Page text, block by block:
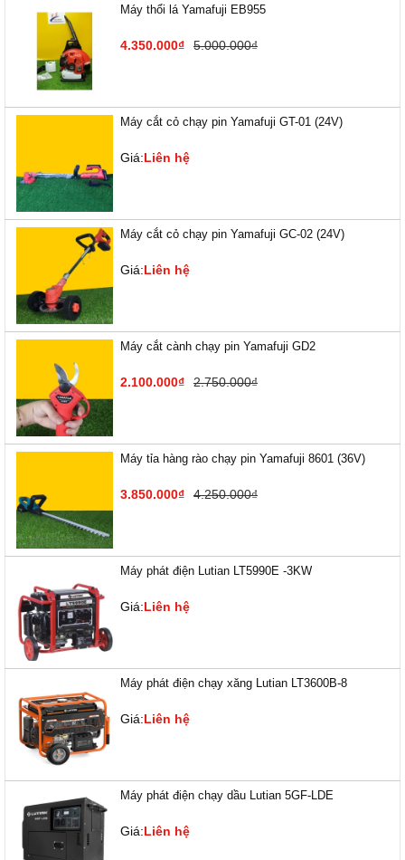
Máy thổi lá Yamafuji EB955
4.350.000₫ 5.000.000₫
Máy cắt cỏ chạy pin Yamafuji GT-01 (24V)
Giá:Liên hệ
Máy cắt cỏ chạy pin Yamafuji GC-02 (24V)
Giá:Liên hệ
Máy cắt cành chạy pin Yamafuji GD2
2.100.000₫ 2.750.000₫
Máy tỉa hàng rào chạy pin Yamafuji 8601 (36V)
3.850.000₫ 4.250.000₫
Máy phát điện Lutian LT5990E -3KW
Giá:Liên hệ
Máy phát điện chạy xăng Lutian LT3600B-8
Giá:Liên hệ
Máy phát điện chạy dầu Lutian 5GF-LDE
Giá:Liên hệ